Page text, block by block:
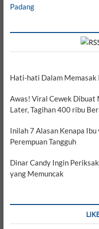
Padang
Hati-hati Dalam Memasak
Awas! Viral Cewek Dibuat
Later, Tagihan 400 ribu
Inilah 7 Alasan Kenapa
Perempuan Tangguh
Dinar Candy Ingin
yang Memuncak